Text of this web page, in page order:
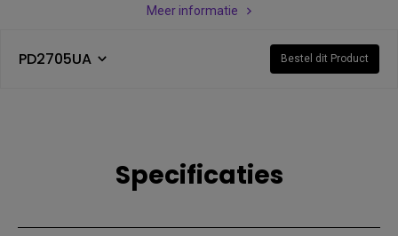
Meer informatie
PD2705UA Bestel dit Product
Specificaties